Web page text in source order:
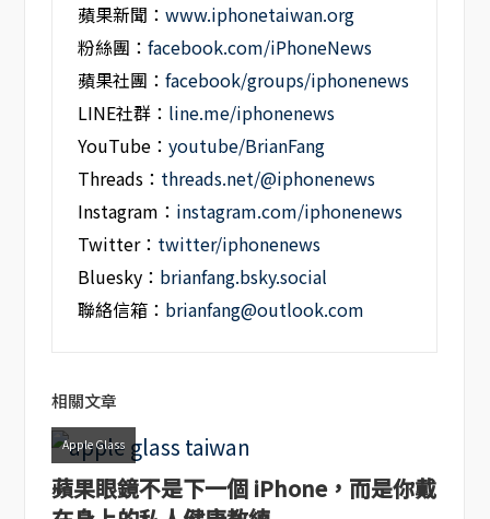
蘋果新聞：www.iphonetaiwan.org
粉絲團：facebook.com/iPhoneNews
蘋果社團：facebook/groups/iphonenews
LINE社群： line.me/iphonenews
YouTube：youtube/BrianFang
Threads： threads.net/@iphonenews
Instagram： instagram.com/iphonenews
Twitter： twitter/iphonenews
Bluesky： brianfang.bsky.social
聯絡信箱： brianfang@outlook.com
相關文章
Apple Glass
蘋果眼鏡不是下一個 iPhone，而是你戴